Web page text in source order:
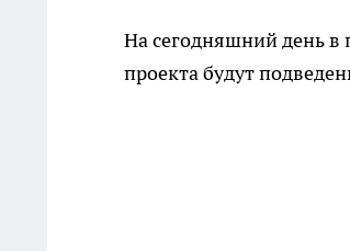
На сегодняшний день в
проекта будут